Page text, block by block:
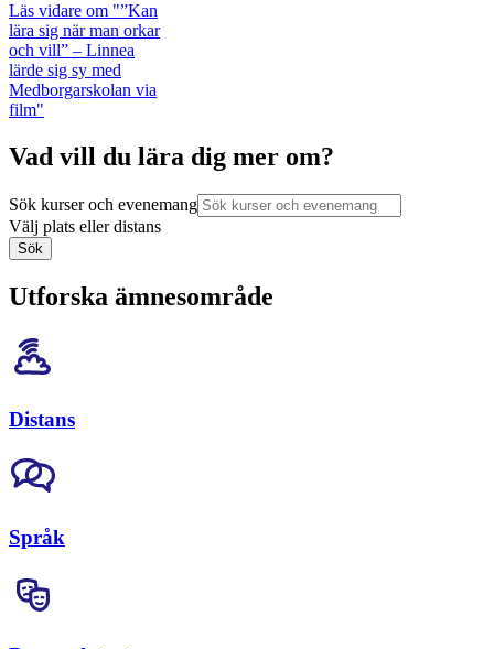
Läs vidare om "”Kan
lära sig när man orkar
och vill” – Linnea
lärde sig sy med
Medborgarskolan via
film"
Vad vill du lära dig mer om?
Sök kurser och evenemang
Välj plats eller distans
Sök
Utforska ämnesområde
Distans
Språk